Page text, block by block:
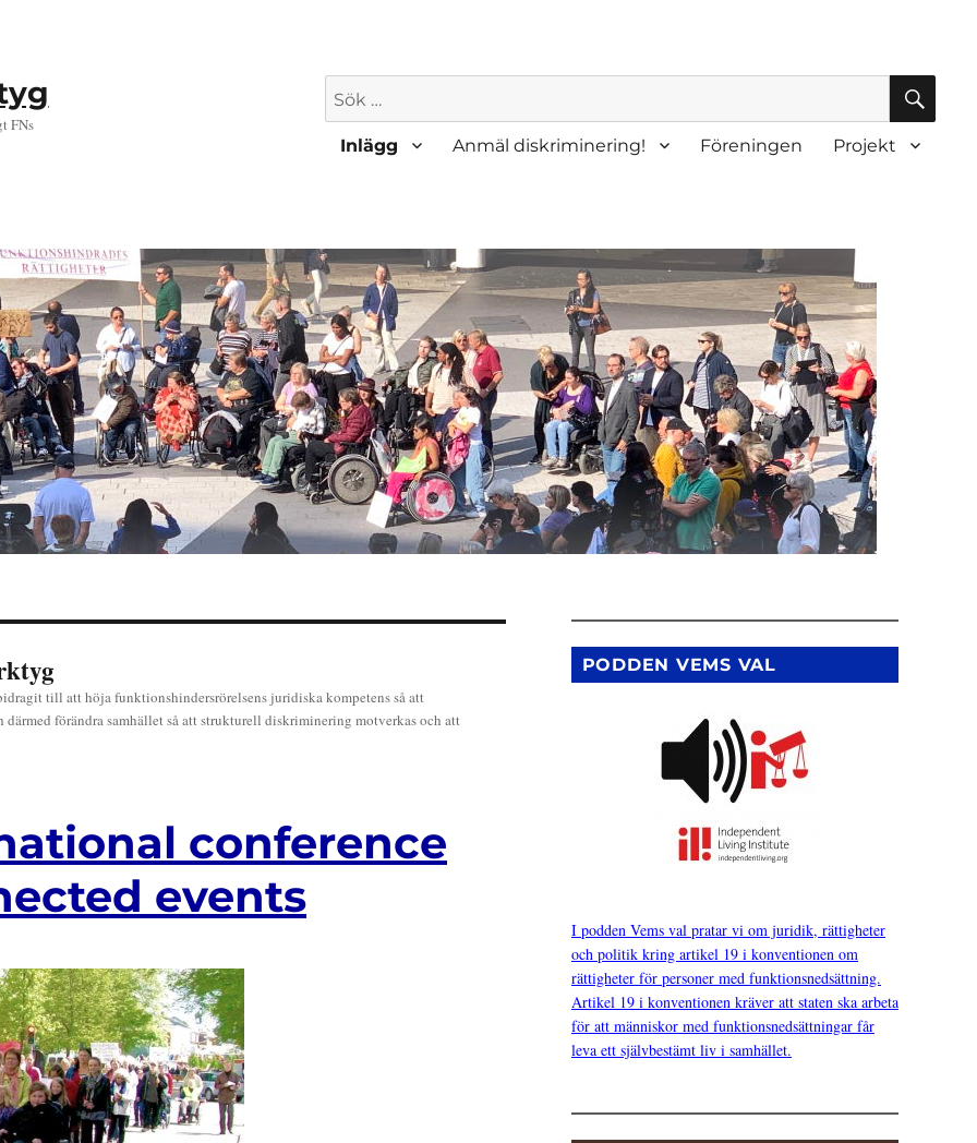
FNs
Sök
efter:
SÖK
Inlägg Anmäl diskriminering! Föreningen Projekt
till att höja funktionshindersrörelsens juridiska kompetens så att
förändra samhället så att strukturell diskriminering motverkas och att
conference
events
PODDEN VEMS VAL
I podden Vems val pratar vi om juridik, rättigheter
och politik kring artikel 19 i konventionen om
rättigheter för personer med funktionsnedsättning.
Artikel 19 i konventionen kräver att staten ska arbeta
för att människor med funktionsnedsättningar får
leva ett självbestämt liv i samhället.